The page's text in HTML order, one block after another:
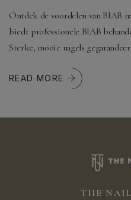
Ontdek de voordelen van BIAB
biedt professionele BIAB
Sterke, mooie nagels
READ MORE
THE